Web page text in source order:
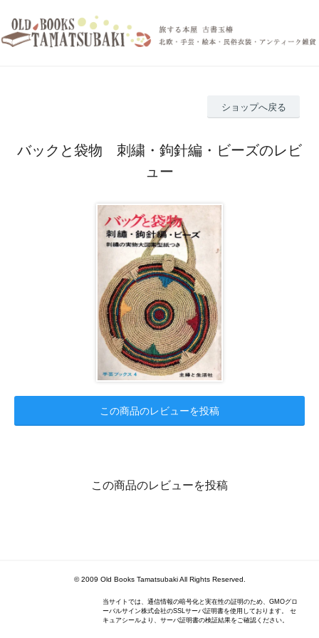
ショップへ戻る
バックと袋物 刺繍・鉤針編・ビーズのレビ
ュー
この商品のレビューを投稿
この商品のレビューを投稿
© 2009 Old Books Tamatsubaki All Rights Reserved.
当サイトでは、通信情報の暗号化と実在性の証明のため、GMOグロ
ーバルサイン株式会社のSSLサーバ証明書を使用しております。 セ
キュアシールより、サーバ証明書の検証結果をご確認ください。